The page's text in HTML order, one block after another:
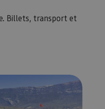
Billets, transport et